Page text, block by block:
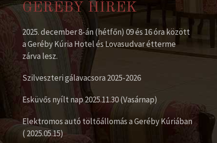
GERÉBY HÍREK
2025. december 8-án (hétfőn) 09 és 16 óra között
a Geréby Kúria Hotel és Lovasudvar étterme
zárva lesz.
Szilveszteri gálavacsora 2025-2026
Esküvős nyílt nap 2025.11.30 (Vasárnap)
Elektromos autó töltőállomás a Geréby Kúriában
( 2025.05.15)